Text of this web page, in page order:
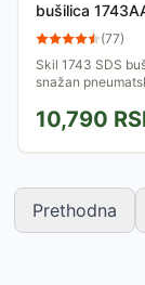
bušilica
(77)
Skil 1743 SDS
snažan
betona,
pneumatske
obično bušenje i
10,790
Prethodna